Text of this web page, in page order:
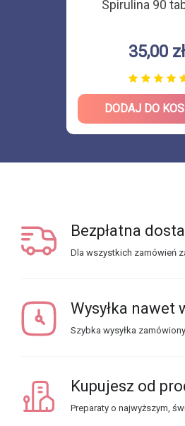
Spirulina 90
35,00 zł
DODAJ DO
Bezpłatna
Dla wszystkich zamówień
Wysyłka nawet
Szybka wysyłka
Kupujesz od
Preparaty o najwyższym,